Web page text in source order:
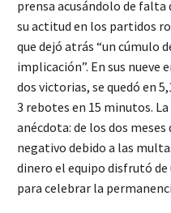
prensa acusándolo de falta
su actitud en los partidos
que dejó atrás “un cúmulo
implicación”. En sus nueve
dos victorias, se quedó en
3 rebotes en 15 minutos.
anécdota: de los dos
negativo debido a las
dinero el equipo disfrutó
para celebrar la